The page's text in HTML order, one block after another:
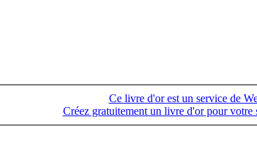
Ce livre d'or est un service de
Créez gratuitement un livre d'or pour votre